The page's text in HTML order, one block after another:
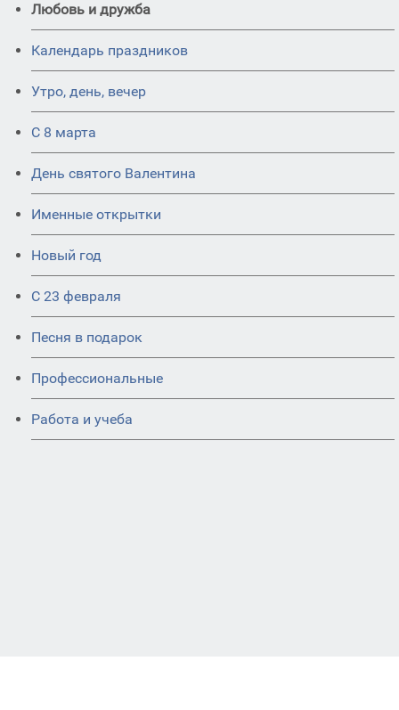
Любовь и дружба
Календарь праздников
Утро, день, вечер
С 8 марта
День святого Валентина
Именные открытки
Новый год
С 23 февраля
Песня в подарок
Профессиональные
Работа и учеба